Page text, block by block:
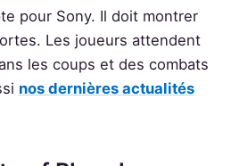
pour Sony. Il doit montrer
Les joueurs attendent
les coups et des combats
nos dernières actualités